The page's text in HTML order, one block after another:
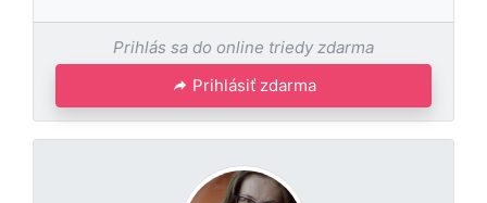
Prihlás sa do online triedy zdarma
Prihlásiť zdarma